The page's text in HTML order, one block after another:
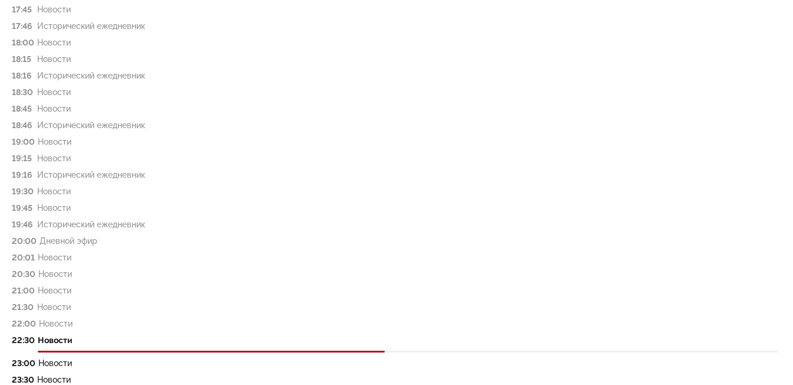
17:45
Новости
17:46
Исторический ежедневник
18:00 Новости
18:15
Новости
18:16
Исторический ежедневник
18:30
Новости
18:45
Новости
18:46
Исторический ежедневник
19:00 Новости
19:15
Новости
19:16
Исторический ежедневник
19:30 Новости
19:45
Новости
19:46
Исторический ежедневник
20:00 Дневной эфир
20:01 Новости
20:30 Новости
21:00 Новости
21:30 Новости
22:00 Новости
22:30 Новости
23:00 Новости
23:30 Новости